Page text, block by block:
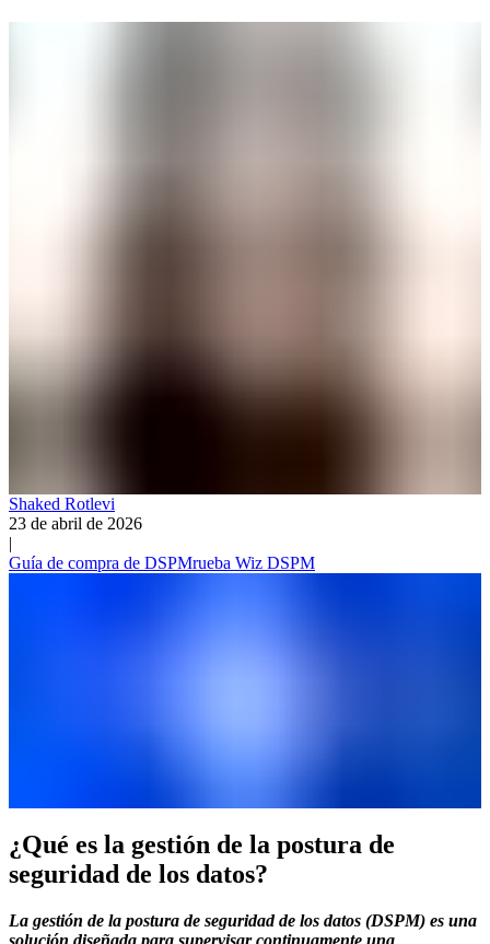
Shaked Rotlevi
23 de abril de 2026
|
Guía de compra de DSPMrueba Wiz DSPM
¿Qué es la gestión de la postura de
seguridad de los datos?
La gestión de la postura de seguridad de los datos (DSPM) es una
solución diseñada para supervisar continuamente una